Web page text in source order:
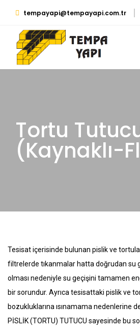
tempayapi@tempayapi.com.tr
0530 879 29 39
Tortu
(Kaynaklı-
Tesisat içerisinde bulunan pislik ve
filtrelerde tıkanmalar hatta doğrudan su
olması nedeniyle su geçişini tamamen
bir sorundur. Ayrıca tesisattaki pislik ve
bozukluklarına ısınamama nedenlerine
PİSLİK (TORTU) TUTUCU sayesinde bu